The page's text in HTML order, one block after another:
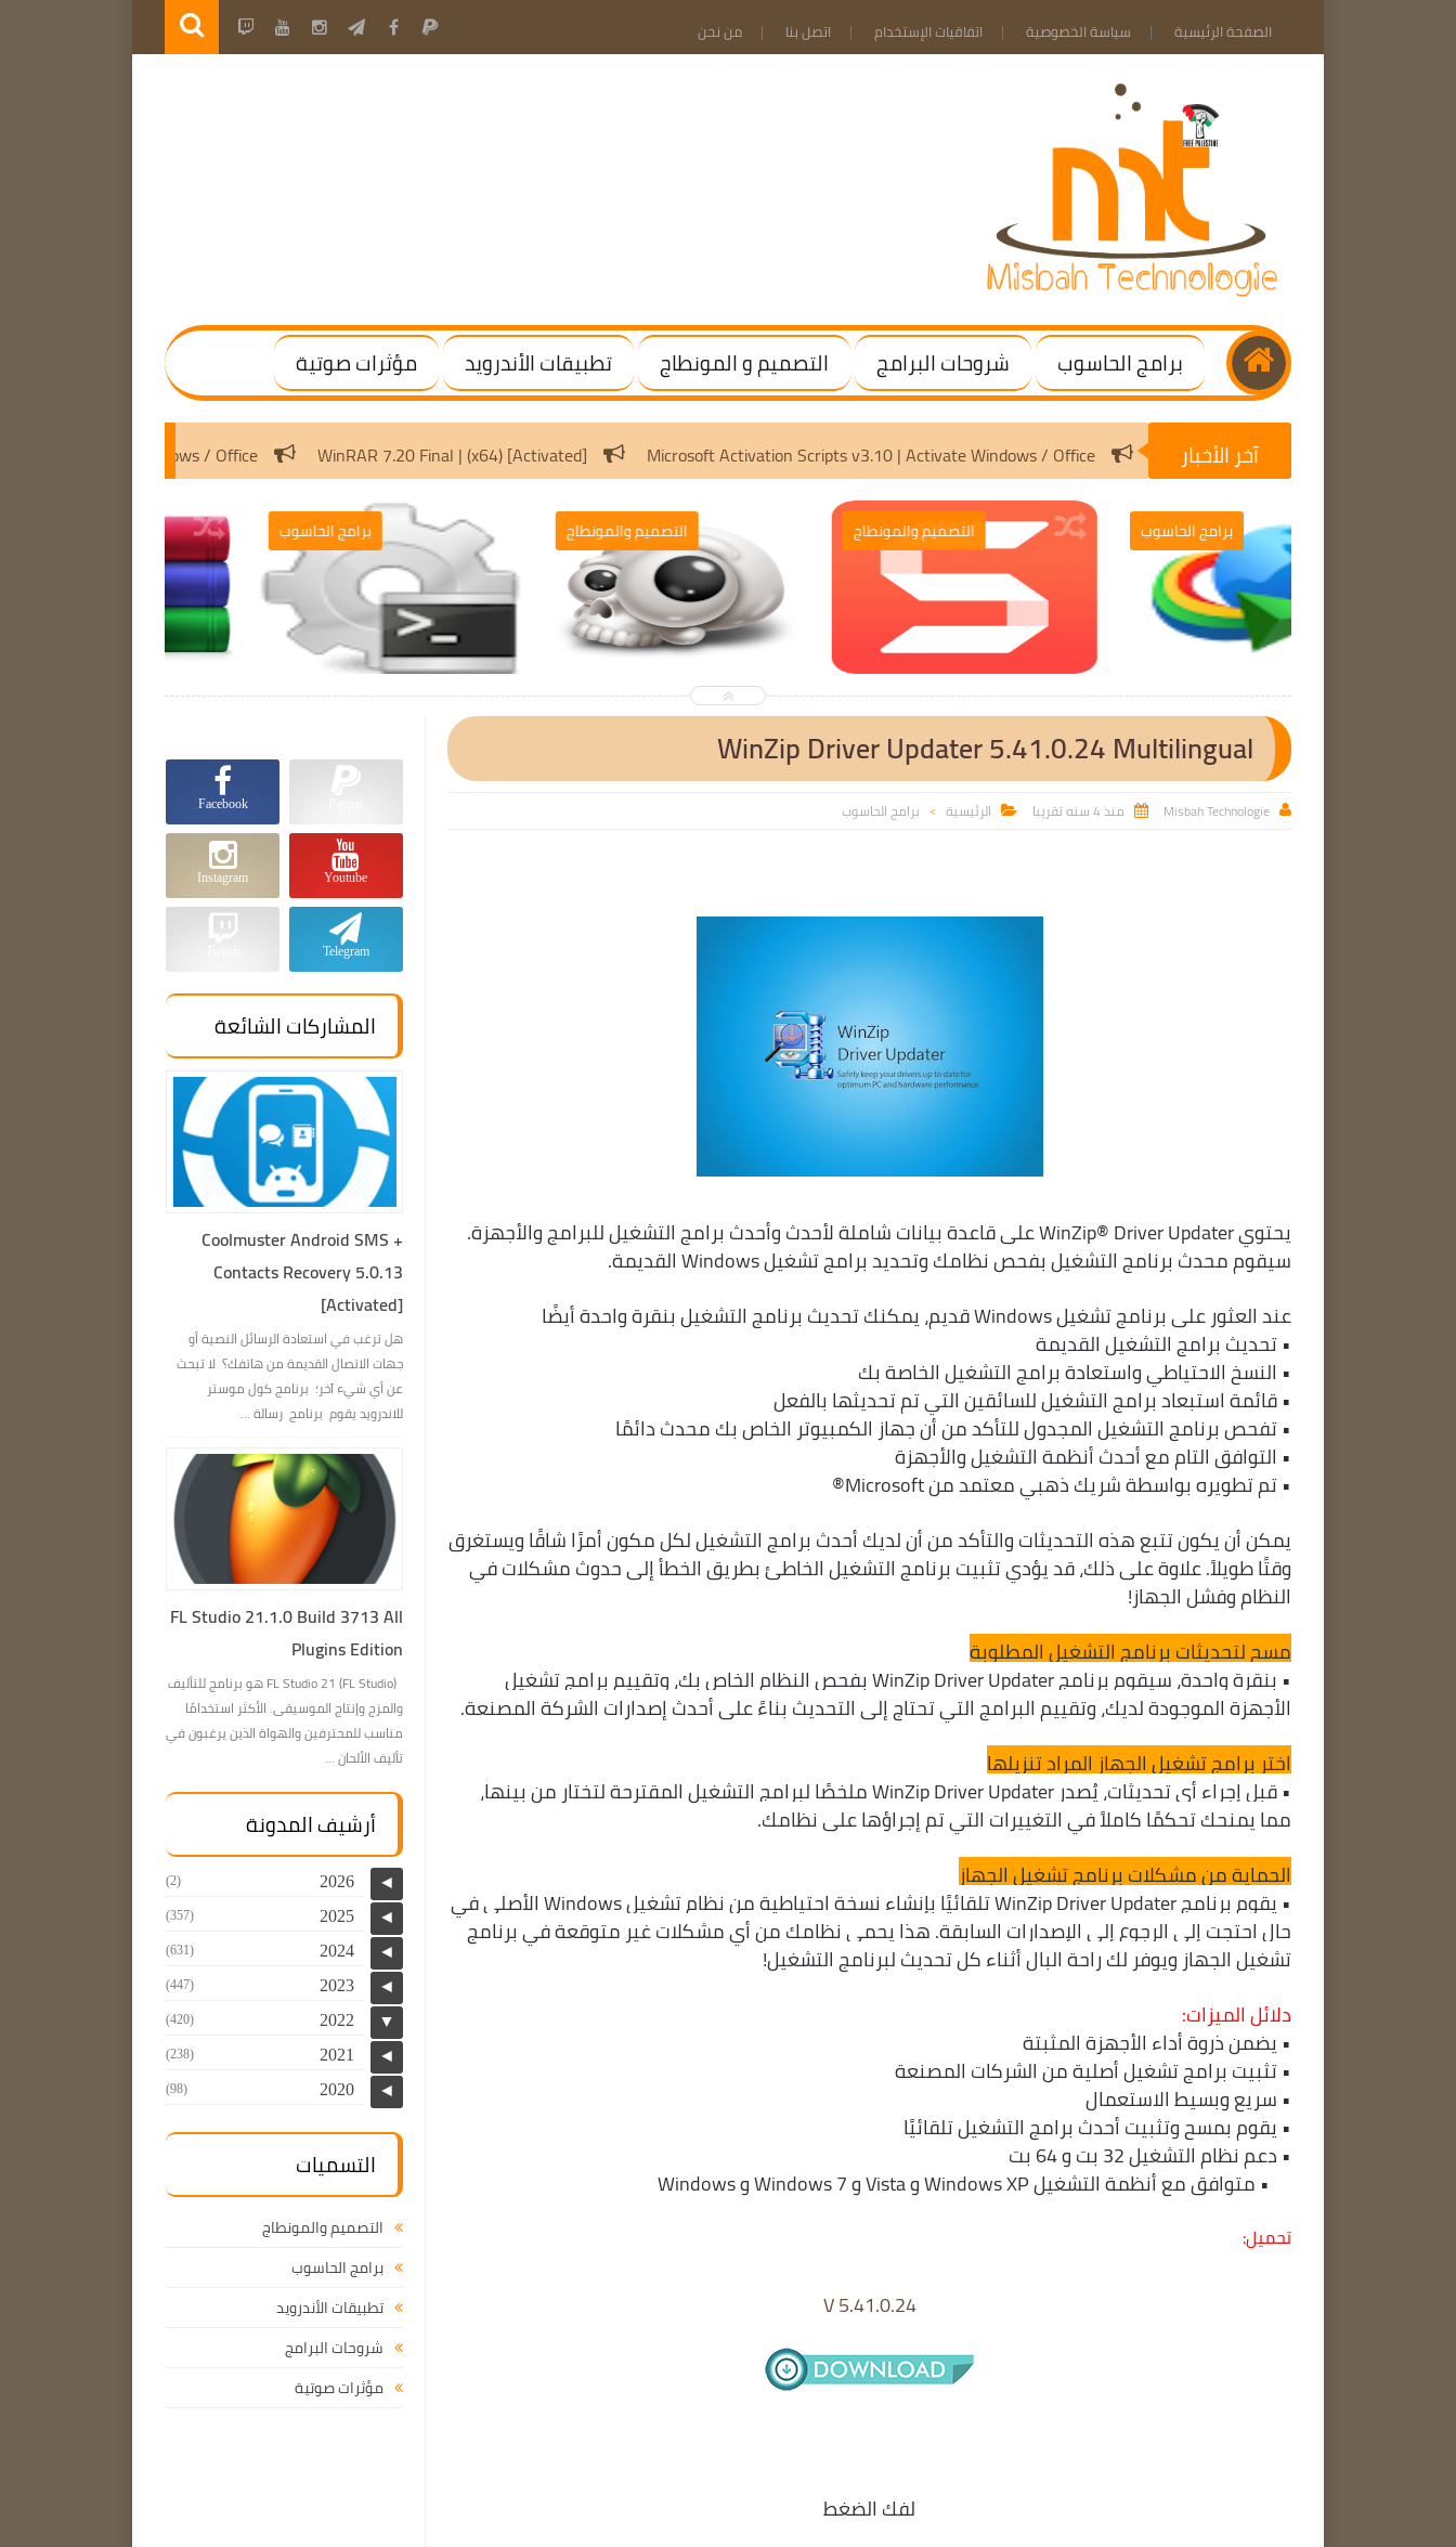
الصفحة الرئيسية سياسة الخصوصية اتفاقيات الإستخدام اتصل بنا من نحن
برامج الحاسوب شروحات البرامج التصميم و المونطاج تطبيقات الأندرويد مؤثرات صوتية
آخر الأخبارMicrosoft Activation Scripts v3.10 | Activate Windows / Office
WinRAR 7.20 Final | (x64) [Activated]
Scripts v3.8 | Activate Windows / Office
برامج الحاسوب التصميم والمونطاج التصميم والمونطاج برامج الحاسوب
WinZip Driver Updater 5.41.0.24 Multilingual

Misbah Technologie
 منذ 4 سنه تقريبا  الرئيسية > برامج الحاسوب
يحتوي WinZip® Driver Updater على قاعدة بيانات شاملة لأحدث وأحدث برامج التشغيل للبرامج والأجهزة.
سيقوم محدث برنامج التشغيل بفحص نظامك وتحديد برامج تشغيل Windows القديمة.
عند العثور على برنامج تشغيل Windows قديم، يمكنك تحديث برنامج التشغيل بنقرة واحدة أيضًا
• تحديث برامج التشغيل القديمة
• النسخ الاحتياطي واستعادة برامج التشغيل الخاصة بك
• قائمة استبعاد برامج التشغيل للسائقين التي تم تحديثها بالفعل
• تفحص برنامج التشغيل المجدول للتأكد من أن جهاز الكمبيوتر الخاص بك محدث دائمًا
• التوافق التام مع أحدث أنظمة التشغيل والأجهزة
• تم تطويره بواسطة شريك ذهبي معتمد من Microsoft®
يمكن أن يكون تتبع هذه التحديثات والتأكد من أن لديك أحدث برامج التشغيل لكل مكون أمرًا شاقًا ويستغرق
وقتًا طويلاً. علاوة على ذلك، قد يؤدي تثبيت برنامج التشغيل الخاطئ بطريق الخطأ إلى حدوث مشكلات في
النظام وفشل الجهاز!
مسح لتحديثات برنامج التشغيل المطلوبة
• بنقرة واحدة، سيقوم برنامج WinZip Driver Updater بفحص النظام الخاص بك، وتقييم برامج تشغيل
الأجهزة الموجودة لديك، وتقييم البرامج التي تحتاج إلى التحديث بناءً على أحدث إصدارات الشركة المصنعة.
اختر برامج تشغيل الجهاز المراد تنزيلها
• قبل إجراء أي تحديثات، يُصدر WinZip Driver Updater ملخصًا لبرامج التشغيل المقترحة لتختار من بينها،
مما يمنحك تحكمًا كاملاً في التغييرات التي تم إجراؤها على نظامك.
الحماية من مشكلات برنامج تشغيل الجهاز
• يقوم برنامج WinZip Driver Updater تلقائيًا بإنشاء نسخة احتياطية من نظام تشغيل Windows الأصلي في
حال احتجت إلى الرجوع إلى الإصدارات السابقة. هذا يحمي نظامك من أي مشكلات غير متوقعة في برنامج
تشغيل الجهاز ويوفر لك راحة البال أثناء كل تحديث لبرنامج التشغيل!
دلائل الميزات:
• يضمن ذروة أداء الأجهزة المثبتة
• تثبيت برامج تشغيل أصلية من الشركات المصنعة
• سريع وبسيط الاستعمال
• يقوم بمسح وتثبيت أحدث برامج التشغيل تلقائيًا
• دعم نظام التشغيل 32 بت و 64 بت
• متوافق مع أنظمة التشغيل Windows XP و Vista و Windows 7 و Windows
تحميل:
V 5.41.0.24
لفك الضغط
Facebook
Youtube
Instagram
Telegram
المشاركات الشائعة
Coolmuster Android SMS +
Contacts Recovery 5.0.13
[Activated]
هل ترغب في استعادة الرسائل النصية أو
جهات الاتصال القديمة من هاتفك؟ لا تبحث
عن أي شيء آخر؛ برنامج كول موستر
للاندرويد يقوم برنامج رسالة ...
FL Studio 21.1.0 Build 3713 All
Plugins Edition
FL Studio 21 (FL Studio) هو برنامج للتأليف
والمزج وإنتاج الموسيقى. الأكثر استخدامًا
مناسب للمحترفين والهواة الذين يرغبون في
تأليف الألحان ...
أرشيف المدونة
◄
2026
(2)
◄
2025
(357)
◄
2024
(631)
◄
2023
(447)
▼
2022
(420)
◄
2021
(238)
◄
2020
(98)
التسميات
التصميم والمونطاج
برامج الحاسوب
تطبيقات الأندرويد
شروحات البرامج
مؤثرات صوتية